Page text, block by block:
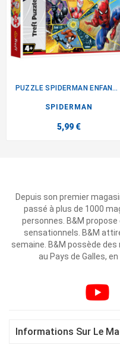
PUZZLE SPIDERMAN ENFANT X60...
SPIDERMAN
5,99 €
Depuis son premier
passé à plus de 1000
personnes. B&M
sensationnels. B&M
semaine. B&M possède
au Pays de Galles,
Informations Sur Le